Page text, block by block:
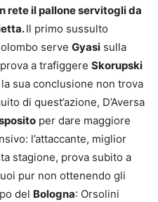
rete il pallone servitogli da
Il primo sussulto
serve Gyasi sulla
a trafiggere Skorupski
sua conclusione non trova
di quest’azione, D’Aversa
per dare maggiore
l’attaccante, miglior
stagione, prova subito a
pur non ottenendo gli
del Bologna: Orsolini